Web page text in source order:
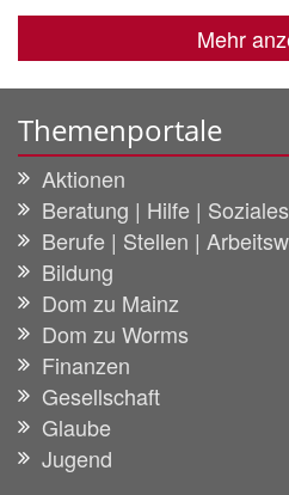
Mehr
Themenportale
Aktionen
Beratung | Hilfe | Soziales
Berufe | Stellen |
Bildung
Dom zu Mainz
Dom zu Worms
Finanzen
Gesellschaft
Glaube
Jugend